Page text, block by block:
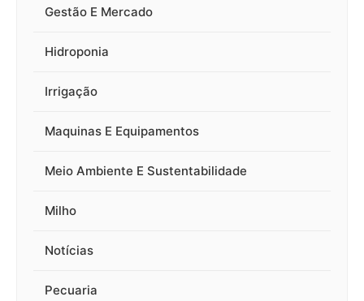
Gestão E Mercado
Hidroponia
Irrigação
Maquinas E Equipamentos
Meio Ambiente E Sustentabilidade
Milho
Notícias
Pecuaria